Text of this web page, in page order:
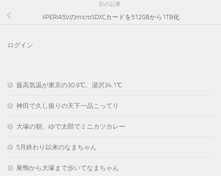
前の記事
XPERIA5VのmicroSDXCカードを512GBから1TB化
ログイン
最高気温が東京の30.9℃、湯沢34.1℃
神田で久し振りの天下一品こってり
大塚の朝、ゆで太郎でミニカツカレー
5月終わり以来のなまちゃん
巣鴨から大塚まで歩いてなまちゃん